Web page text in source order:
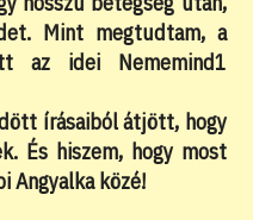
Mint megtudtam, a
az idei Nememind1
írásaiból átjött, hogy
És hiszem, hogy most
Angyalka közé!